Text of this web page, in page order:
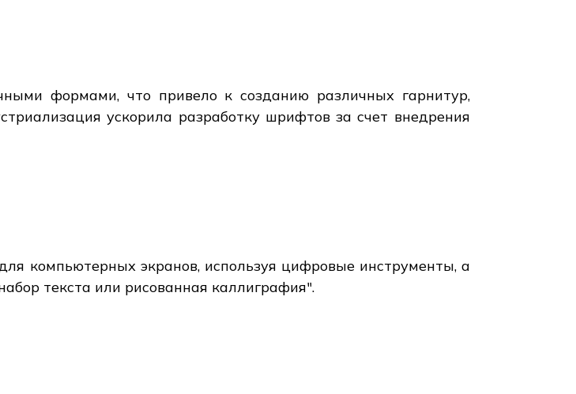
формами, что привело к созданию различных гарнитур,
ускорила разработку шрифтов за счет внедрения
компьютерных экранов, используя цифровые инструменты, а
текста или рисованная каллиграфия".